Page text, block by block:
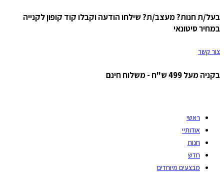
Skip
to
בעל/ת חנות? מעצב/ת? שילחו הודעה וקבלו קוד קופון לקנייה
במחיר סיטונאי
צור קשר
בקניה מעל 499 ש"ח - משלוח חינם
ראשי
אודותיי
חנות
חדש
מבצעים מיוחדים